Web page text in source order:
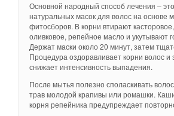
Основной народный способ лечения –
натуральных масок для волос на основе
фитосборов. В корни втирают касторовое,
оливковое, репейное масло и укутывают
Держат маски около 20 минут, затем
Процедура оздоравливает корни волос и
снижает интенсивность выпадения.
После мытья полезно споласкивать
трав молодой крапивы или ромашки.
корня репейника предупреждает